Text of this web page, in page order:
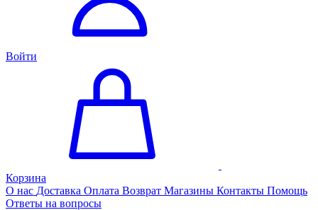
Войти
Корзина
О нас Доставка Оплата Возврат Магазины Контакты Помощь
Ответы на вопросы